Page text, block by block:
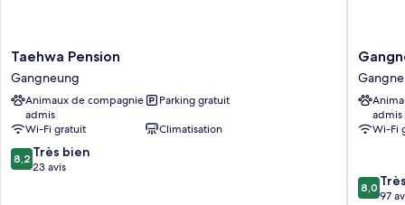
Taehwa
Pension
Gangneung
Taehwa Pension
Gangneung
Animaux de compagnie
admis
Parking gratuit
Wi-Fi gratuit
Climatisation
8.2
sur
8,2 Très bien
23 avis
Pension
Sea
and
Pet
admis
Wi-Fi
8.0
sur
8,0
97